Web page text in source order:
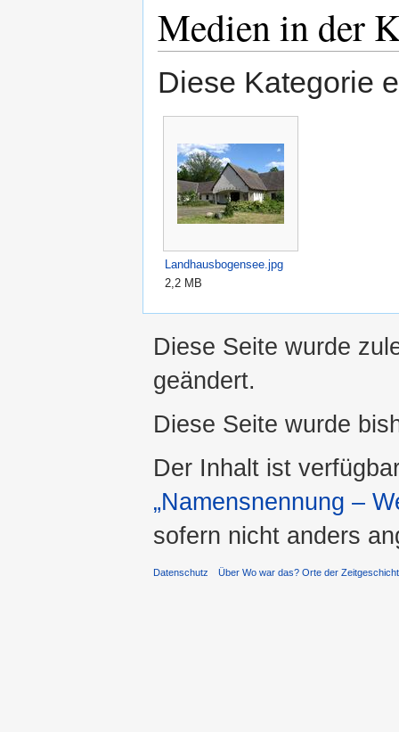
Medien in der
Diese Kategorie
Landhausbogensee.jpg
2,2 MB
Diese Seite wurde
geändert.
Diese Seite wurde
Der Inhalt ist
„Namensnennung –
sofern nicht anders
Datenschutz Über Wo war das? Orte der